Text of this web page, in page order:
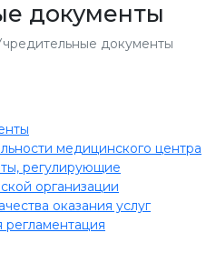
документы
документы
медицинского центра
регулирующие
организации
оказания услуг
регламентация